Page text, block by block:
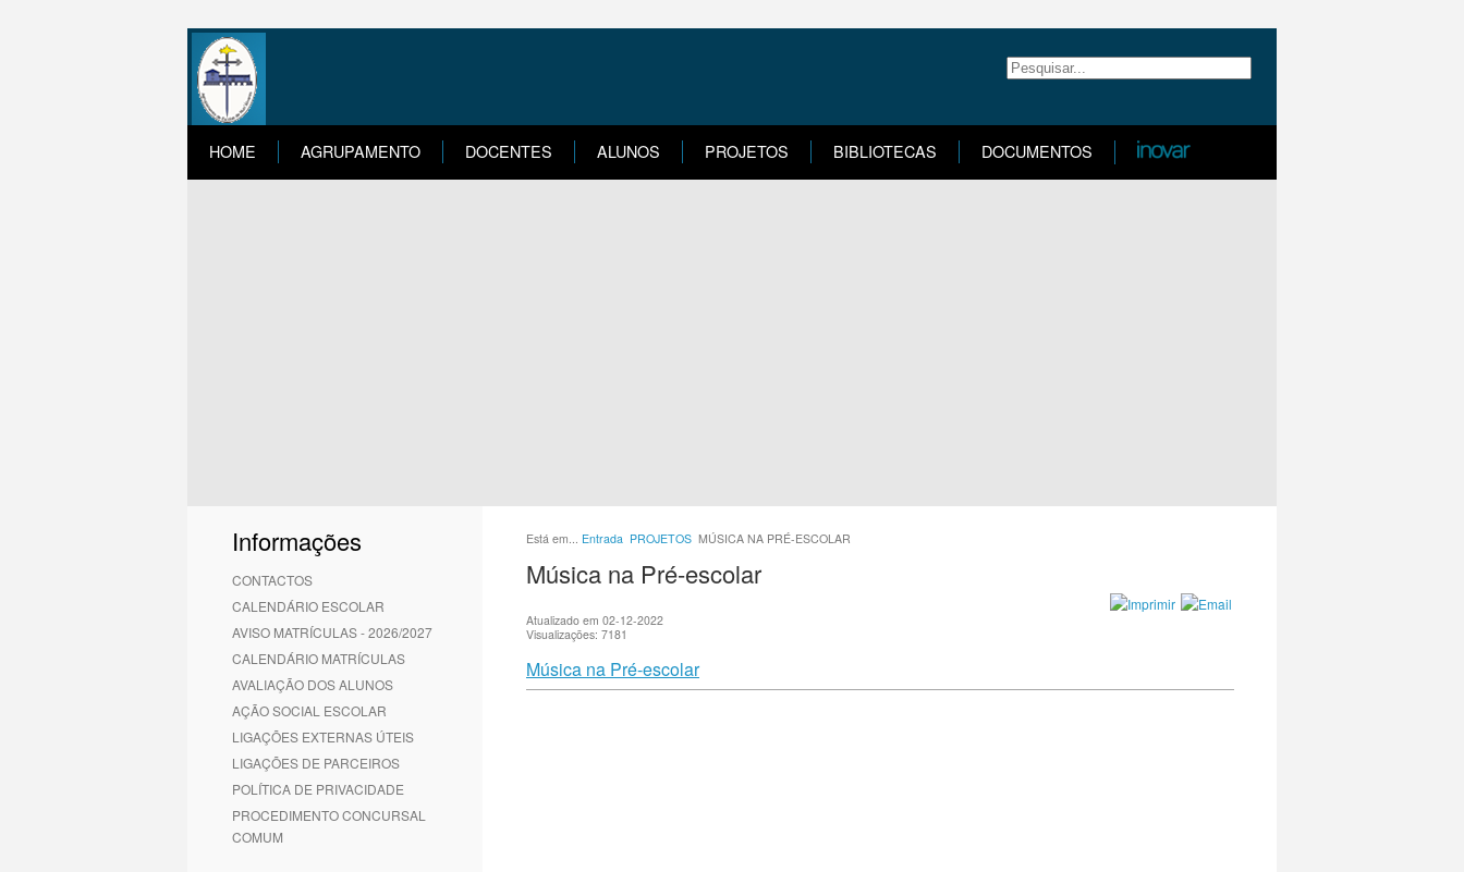
HOME AGRUPAMENTO DOCENTES ALUNOS PROJETOS BIBLIOTECAS DOCUMENTOS
Informações
CONTACTOS
CALENDÁRIO ESCOLAR
AVISO MATRÍCULAS - 2026/2027
CALENDÁRIO MATRÍCULAS
AVALIAÇÃO DOS ALUNOS
AÇÃO SOCIAL ESCOLAR
LIGAÇÕES EXTERNAS ÚTEIS
LIGAÇÕES DE PARCEIROS
POLÍTICA DE PRIVACIDADE
PROCEDIMENTO CONCURSAL
COMUM
Está em... Entrada PROJETOS MÚSICA NA PRÉ-ESCOLAR
Música na Pré-escolar
Atualizado em 02-12-2022
Visualizações: 7181
Música na Pré-escolar